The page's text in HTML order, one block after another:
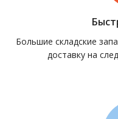
Большие складские
доставку на